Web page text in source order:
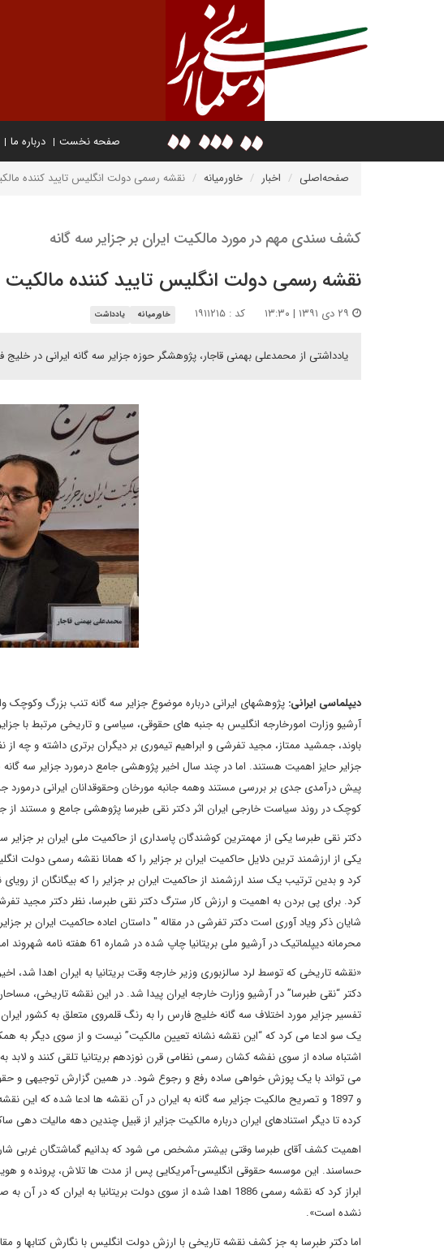
صفحه نخست درباره ما
صفحه‌اصلی اخبار خاورمیانه نقشه رسمی دولت انگلیس تایید کننده
کشف سندی مهم در مورد مالکیت ایران بر جزایر سه گانه
نقشه رسمی دولت انگلیس تایید کننده مالکیت
کد : ۱۹۱۱۲۱۵ خاورمیانه یادداشت
یادداشتی از محمدعلی بهمنی قاجار، پژوهشگر حوزه جزایر سه گانه ایرانی در خلیج
دیپلماسی ایرانی: پژوهشهای ایرانی درباره موضوع جزایر سه گانه تنب بزرگ وکوچک
آرشیو وزارت امورخارجه انگلیس به جنبه های حقوقی، سیاسی و تاریخی مرتبط با
باوند، جمشید ممتاز، مجید تفرشی و ابراهیم تیموری بر دیگران برتری داشته و چه
جزایر حایز اهمیت هستند. اما در چند سال اخیر پژوهشی جامع درمورد جزایر سه
پیش درآمدی جدی بر بررسی مستند وهمه جانبه مورخان وحقوقدانان ایرانی
کوچک در روند سیاست خارجی ایران اثر دکتر نقی طبرسا پژوهشی جامع و مستند از
دکتر نقی طبرسا یکی از مهمترین کوشندگان پاسداری از حاکمیت ملی ایران بر
یکی از ارزشمند ترین دلایل حاکمیت ایران بر جزایر را که همانا نقشه رسمی دولت
کرد و بدین ترتیب یک سند ارزشمند از حاکمیت ایران بر جزایر را که بیگانگان از
کرد. برای پی بردن به اهمیت و ارزش کار سترگ دکتر نقی طبرسا، نظر دکتر مجید
محرمانه دیپلماتیک در آرشیو ملی بریتانیا چاپ شده در شماره 61 هفته نامه شهروند امروز چاپ تهران در این باره می نویسد
«نقشه تاریخی که توسط لرد سالزبوری وزیر خارجه وقت بریتانیا به ایران اهدا
دکتر “نقی طبرسا” در آرشیو وزارت خارجه ایران پیدا شد. در این نقشه تاریخی،
تفسیر جزایر مورد اختلاف سه گانه خلیج فارس را به رنگ قلمروی متعلق به کشور
یک سو ادعا می کرد که “این نقشه نشانه تعیین مالکیت” نیست و از سوی دیگر به
و 1897 و تصریح مالکیت جزایر سه گانه به ایران در آن نقشه ها ادعا شده که
کرده تا دیگر استنادهای ایران درباره مالکیت جزایر از قبیل چندین دهه مالیات
اهمیت کشف آقای طبرسا وقتی بیشتر مشخص می شود که بدانیم گماشتگان غربی
ابراز کرد که نقشه رسمی 1886 اهدا شده از سوی دولت بریتانیا به
نشده است».
اما دکتر طبرسا به جز کشف نقشه تاریخی با ارزش دولت انگلیس با نگارش کتابها و